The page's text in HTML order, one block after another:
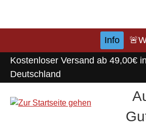
Info
Kostenloser Versand ab 49,00€ in
Deutschland